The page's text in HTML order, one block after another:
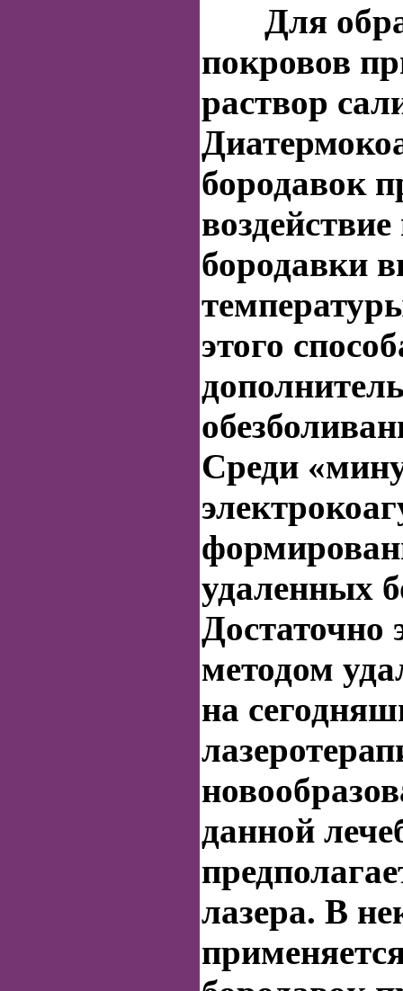
Для
покровов
раствор
бородавок
бородавки
этого
Среди
удаленных
методом
на
данной
лазера. В